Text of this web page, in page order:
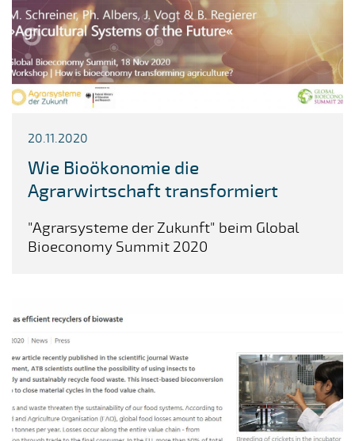
20.11.2020
Wie Bioökonomie die
Agrarwirtschaft transformiert
"Agrarsysteme der Zukunft" beim Global
Bioeconomy Summit 2020